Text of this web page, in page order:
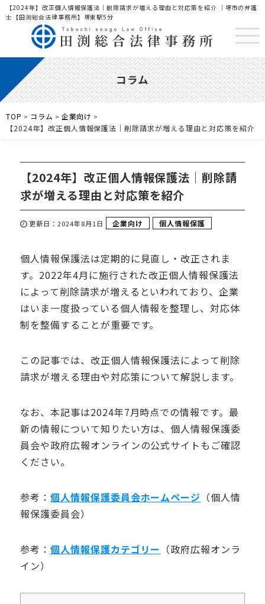
【2024年】改正個人情報保護法｜削除請求が増える理由と対応策を紹介 ｜堺市の弁護
士【田渕総合法律事務所】堺東駅5分
コラム
TOP > コラム > 企業向け >
【2024年】改正個人情報保護法｜削除請求が増える理由と対応策を紹介
【2024年】改正個人情報保護法｜削除請
求が増える理由と対応策を紹介
更新日：2024年8月1日 企業向け 個人情報保護
個人情報保護法は定期的に見直し・改正されま
す。 2022年4月に施行された改正個人情報保護法
によって削除請求が増えるといわれており、企業
はいま一度扱っている個人情報を整理し、対応体
制を整備することが重要です。
この記事では、改正個人情報保護法によって削除
請求が増える理由や対応策について解説します。
なお、本記事は2024年7月時点での情報です。最
新の情報について知りたい方は、個人情報保護委
員会や政府広報オンラインの公式サイトもご確認
ください。
参考： 個人情報保護委員会ホームページ （個人情
報保護委員会）
​​参考： 個人情報保護カテゴリー （政府広報オンラ
イン）